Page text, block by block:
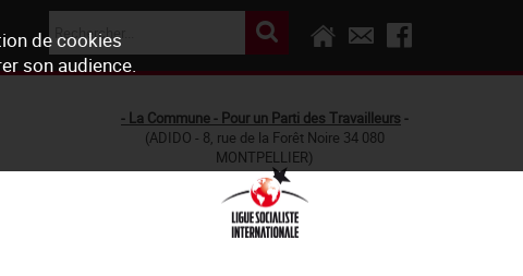
de cookies
son audience.
- La Commune - Pour un Parti des Travailleurs -
(ADIDO - 8, rue de la Forêt Noire 34 080
MONTPELLIER)